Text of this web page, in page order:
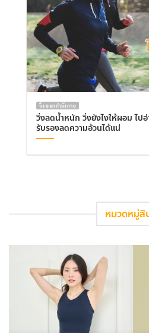
วิ่ง ออกกำลังกาย
วิ่งลดน้ำหนัก วิ่งยังไงให้ผอม ไป
รับรองลดความอ้วนได้แน่
หมวดหมู่สิ